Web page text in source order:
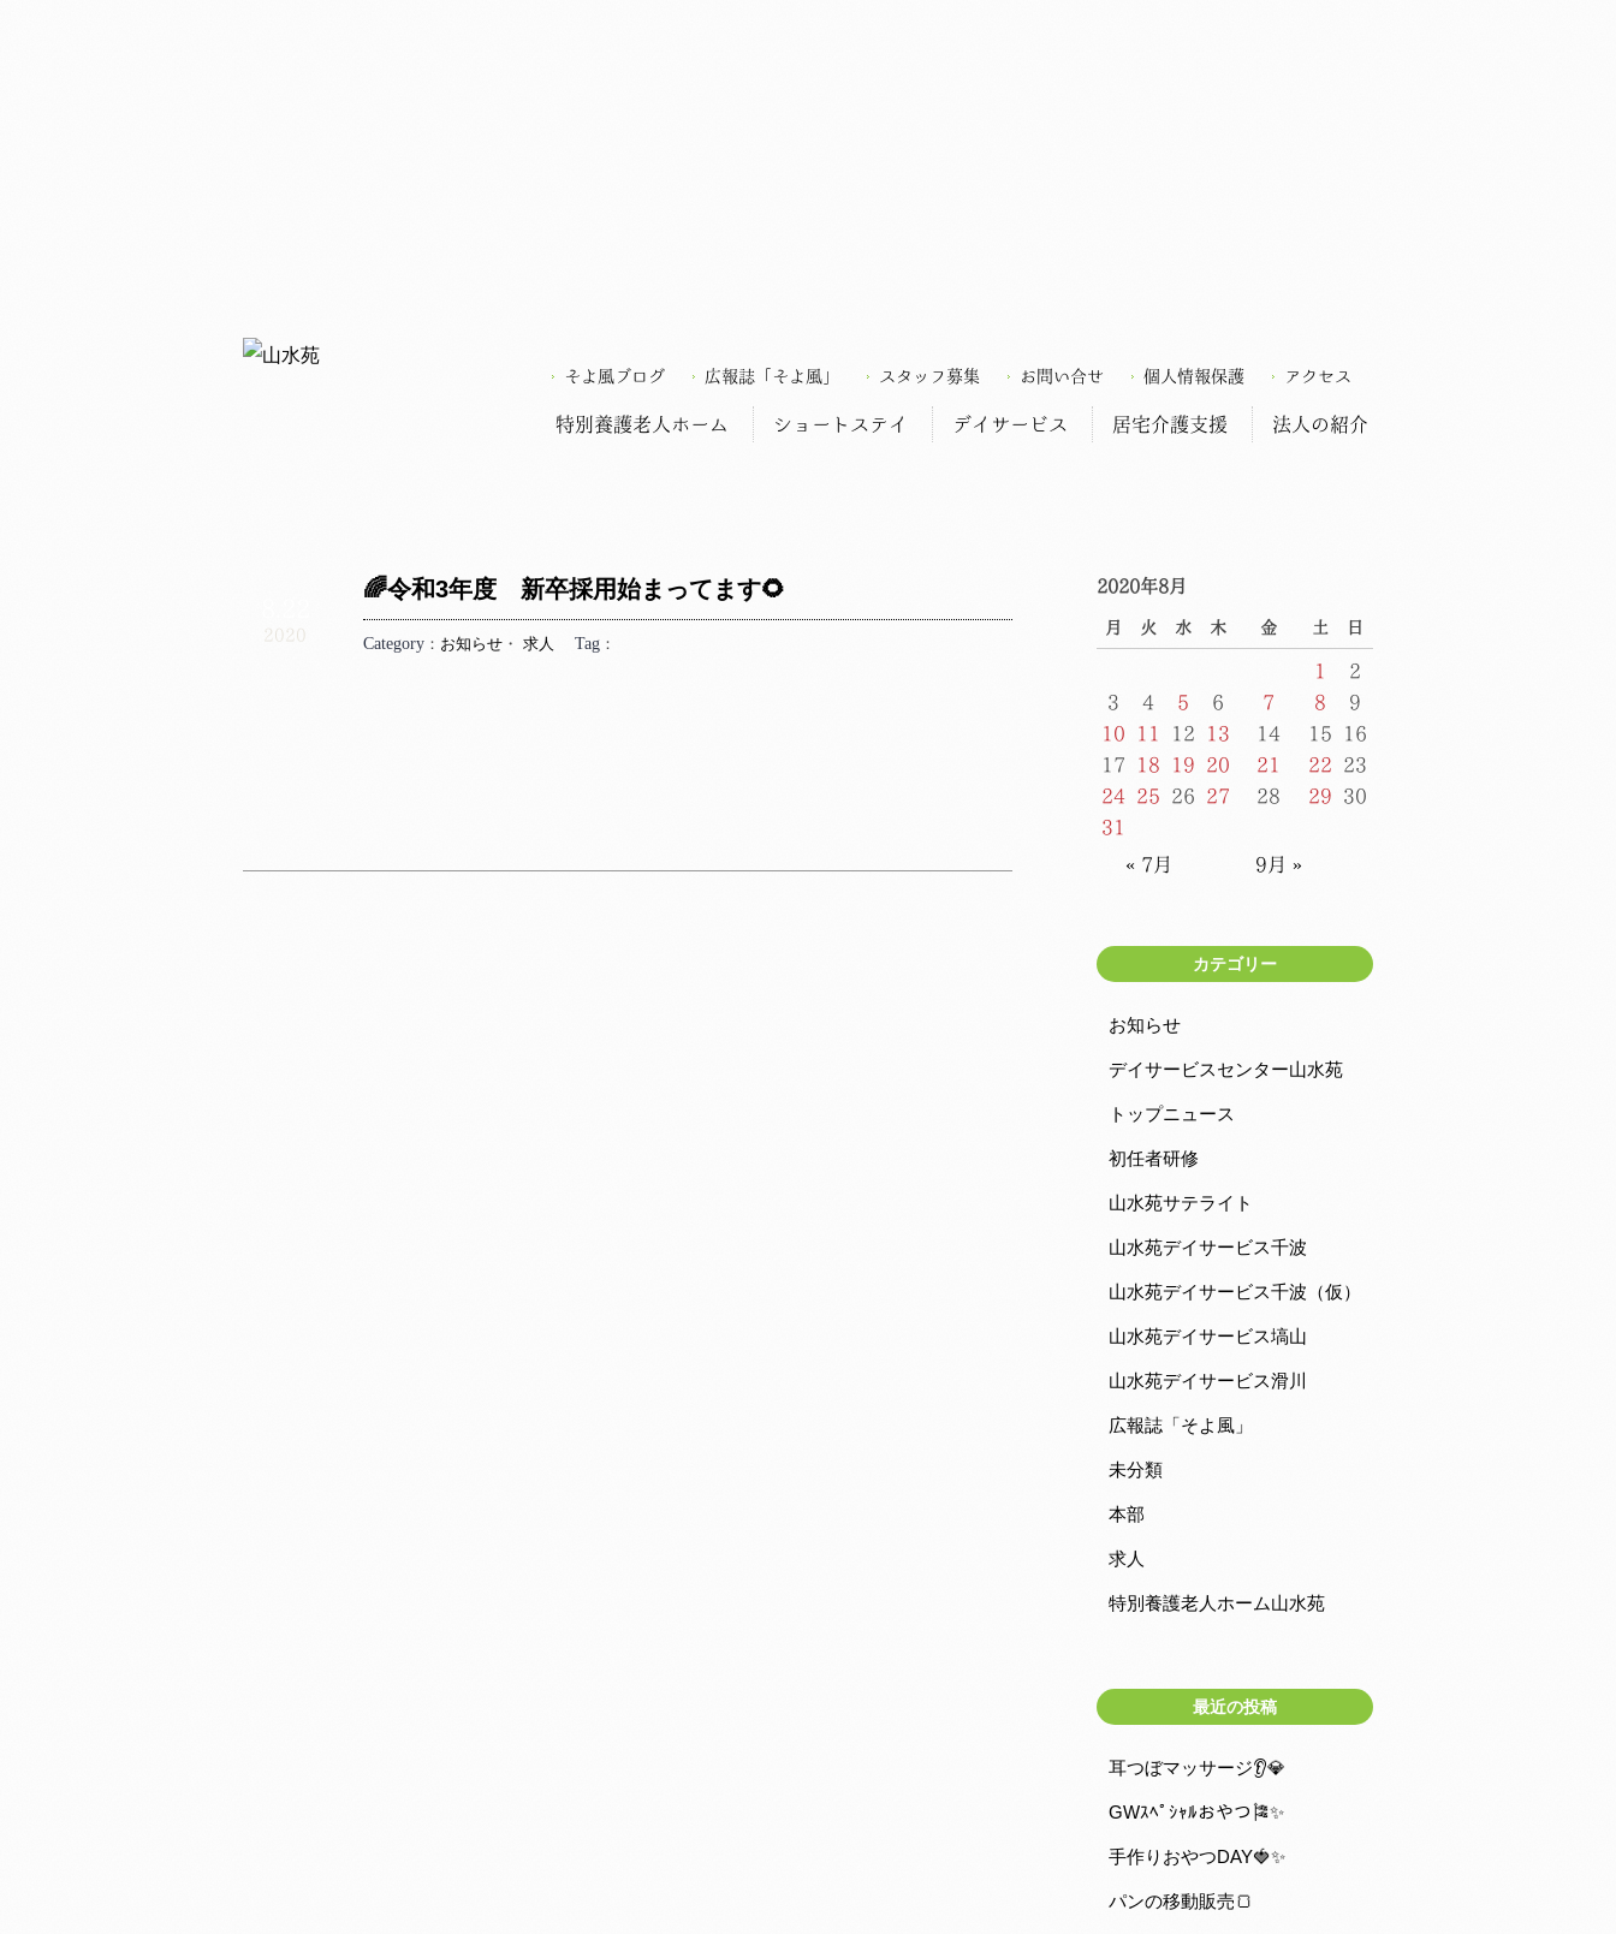
特別養護老人ホーム ショートステイ デイサービス 居宅介護支援 法人の紹介
そよ風ブログ 広報誌「そよ風」 スタッフ募集 お問い合せ 個人情報保護 アクセス
2020
🌈令和3年度 新卒採用始まってます🌻
Category ： お知らせ ・ 求人 Tag ：
2020年8月
月 火 水 木 金 土 日
« 7月 9月 »
1
2
3
4 5 6 7 8
9
10
11 12 13 14 15
16
17
18 19 20 21 22
23
24
25 26 27 28 29
30
31
カテゴリー
お知らせ
デイサービスセンター山水苑
トップニュース
初任者研修
山水苑サテライト
山水苑デイサービス千波
山水苑デイサービス千波（仮）
山水苑デイサービス塙山
山水苑デイサービス滑川
広報誌「そよ風」
未分類
本部
求人
特別養護老人ホーム山水苑
最近の投稿
耳つぼマッサージ👂💎
GWｽﾍﾟｼｬﾙおやつ🎏✨
手作りおやつDAY🍓✨
パンの移動販売🍞